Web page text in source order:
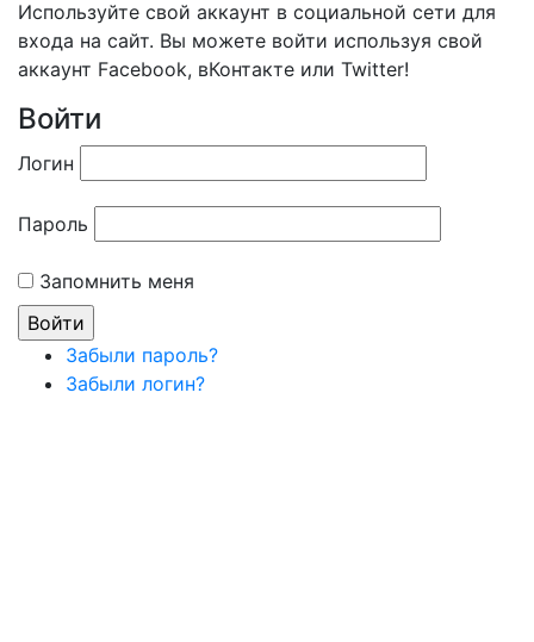
Используйте свой аккаунт в социальной сети для
входа на сайт. Вы можете войти используя свой
аккаунт Facebook, вКонтакте или Twitter!
Войти
Логин
Пароль
Запомнить меня
Забыли пароль?
Забыли логин?